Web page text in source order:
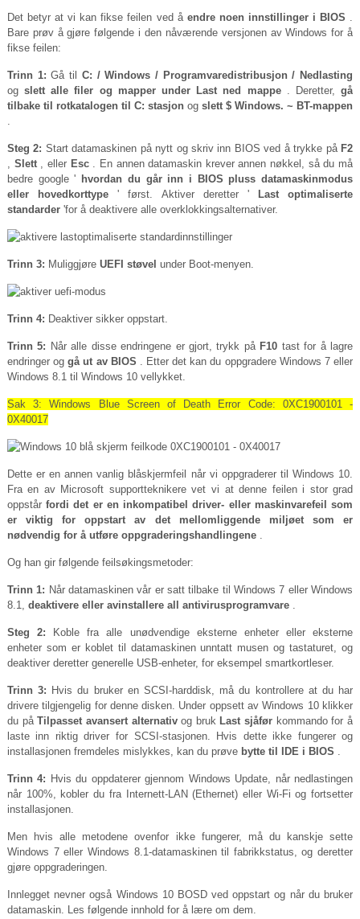
Det betyr at vi kan fikse feilen ved å endre noen innstillinger i BIOS .
Bare prøv å gjøre følgende i den nåværende versjonen av Windows for å
fikse feilen:
Trinn 1: Gå til C: / Windows / Programvaredistribusjon / Nedlasting
ogslett alle filer og mapper under Last ned mappe. Deretter,gå
tilbake til rotkatalogen til C: stasjon ogslett $ Windows. ~ BT-mappen
.
Steg 2: Start datamaskinen på nytt og skriv inn BIOS ved å trykke på F2
, Slett, eller Esc. En annen datamaskin krever annen nøkkel, så du må
bedre google ' hvordan du går inn i BIOS pluss datamaskinmodus
eller hovedkorttype ' først. Aktiver deretter '
Last optimaliserte
standarder'for å deaktivere alle overklokkingsalternativer.
Trinn 3: Muliggjøre UEFI støvel under Boot-menyen.
Trinn 4: Deaktiver sikker oppstart.
Trinn 5: Når alle disse endringene er gjort, trykk på F10 tast for å lagre
endringer oggå ut av BIOS . Etter det kan du oppgradere Windows 7 eller
Windows 8.1 til Windows 10 vellykket.
Sak 3: Windows Blue Screen of Death Error Code: 0XC1900101 -
0X40017
Dette er en annen vanlig blåskjermfeil når vi oppgraderer til Windows 10.
Fra en av Microsoft supportteknikere vet vi at denne feilen i stor grad
oppstårfordi det er en inkompatibel driver- eller maskinvarefeil som
er viktig for oppstart av det mellomliggende miljøet som er
nødvendig for å utføre oppgraderingshandlingene.
Og han gir følgende feilsøkingsmetoder:
Trinn 1: Når datamaskinen vår er satt tilbake til Windows 7 eller Windows
8.1, deaktivere eller avinstallere all antivirusprogramvare.
Steg 2: Koble fra alle unødvendige eksterne enheter eller eksterne
enheter som er koblet til datamaskinen unntatt musen og tastaturet, og
deaktiver deretter generelle USB-enheter, for eksempel smartkortleser.
Trinn 3: Hvis du bruker en SCSI-harddisk, må du kontrollere at du har
drivere tilgjengelig for denne disken. Under oppsett av Windows 10 klikker
du påTilpasset avansert alternativog bruk Last sjåfør kommando for å
laste inn riktig driver for SCSI-stasjonen. Hvis dette ikke fungerer og
installasjonen fremdeles mislykkes, kan du prøve bytte til IDE i BIOS .
Trinn 4: Hvis du oppdaterer gjennom Windows Update, når nedlastingen
når 100%, kobler du fra Internett-LAN ​​(Ethernet) eller Wi-Fi og fortsetter
installasjonen.
Men hvis alle metodene ovenfor ikke fungerer, må du kanskje sette
Windows 7 eller Windows 8.1-datamaskinen til fabrikkstatus, og deretter
gjøre oppgraderingen.
Innlegget nevner også Windows 10 BOSD ved oppstart og når du bruker
datamaskin. Les følgende innhold for å lære om dem.